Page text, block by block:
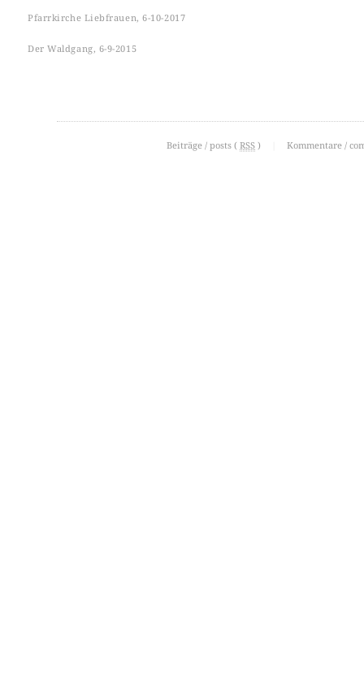
Pfarrkirche Liebfrauen, 6-10-2017
Der Waldgang, 6-9-2015
Beiträge / posts ( RSS ) Kommentare /